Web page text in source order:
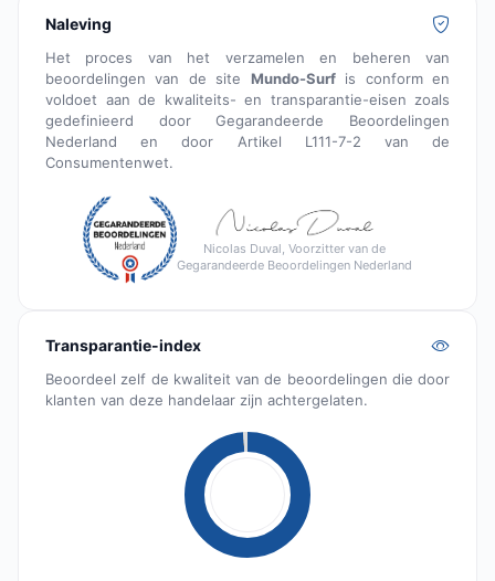
Naleving
Het proces van het verzamelen en beheren van
beoordelingen van de site Mundo-Surfis conform en
voldoet aan de kwaliteits- en transparantie-eisen zoals
gedefinieerd door Gegarandeerde Beoordelingen
Nederland en door Artikel L111-7-2 van de
Consumentenwet.
Nicolas Duval, Voorzitter van de
Gegarandeerde Beoordelingen Nederland
Transparantie-index
Beoordeel zelf de kwaliteit van de beoordelingen die door
klanten van deze handelaar zijn achtergelaten.